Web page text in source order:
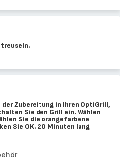
der Zubereitung in Ihren OptiGrill,
Sie den Grill ein. Wählen
Sie die orangefarbene
Sie OK. 20 Minuten lang